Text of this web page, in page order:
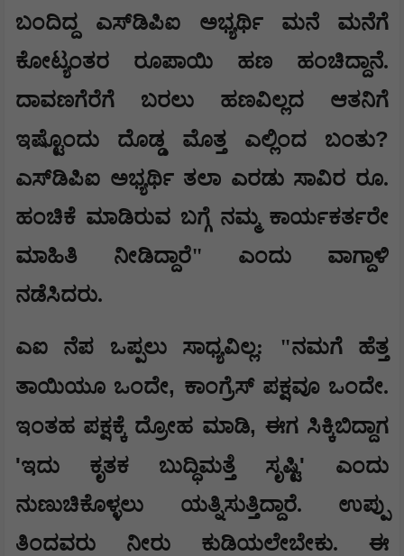
ಬಂದಿದ್ದ ಎಸ್‌ಡಿಪಿಐ ಅಭ್ಯರ್ಥಿ ಮನೆ ಮನೆಗೆ
ಕೋಟ್ಯಂತರ ರೂಪಾಯಿ ಹಣ ಹಂಚಿದ್ದಾನೆ.
ದಾವಣಗೆರೆಗೆ ಬರಲು ಹಣವಿಲ್ಲದ ಆತನಿಗೆ
ಇಷ್ಟೊಂದು ದೊಡ್ಡ ಮೊತ್ತ ಎಲ್ಲಿಂದ ಬಂತು?
ಎಸ್‌ಡಿಪಿಐ ಅಭ್ಯರ್ಥಿ ತಲಾ ಎರಡು ಸಾವಿರ ರೂ.
ಹಂಚಿಕೆ ಮಾಡಿರುವ ಬಗ್ಗೆ ನಮ್ಮ ಕಾರ್ಯಕರ್ತರೇ
ಮಾಹಿತಿ ನೀಡಿದ್ದಾರೆ" ಎಂದು ವಾಗ್ದಾಳಿ
ನಡೆಸಿದರು.
ಎಐ ನೆಪ ಒಪ್ಪಲು ಸಾಧ್ಯವಿಲ್ಲ: "ನಮಗೆ ಹೆತ್ತ
ತಾಯಿಯೂ ಒಂದೇ, ಕಾಂಗ್ರೆಸ್ ಪಕ್ಷವೂ ಒಂದೇ.
ಇಂತಹ ಪಕ್ಷಕ್ಕೆ ದ್ರೋಹ ಮಾಡಿ, ಈಗ ಸಿಕ್ಕಿಬಿದ್ದಾಗ
'ಇದು ಕೃತಕ ಬುದ್ಧಿಮತ್ತೆ ಸೃಷ್ಟಿ' ಎಂದು
ನುಣುಚಿಕೊಳ್ಳಲು ಯತ್ನಿಸುತ್ತಿದ್ದಾರೆ. ಉಪ್ಪು
ತಿಂದವರು ನೀರು ಕುಡಿಯಲೇಬೇಕು. ಈ